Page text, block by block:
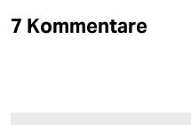
7 Kommentare